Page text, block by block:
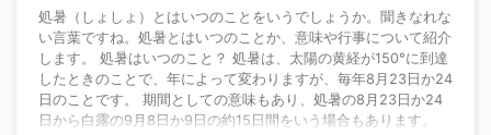
処暑（しょしょ）とはいつのことをいうでしょうか。聞きなれな
い言葉ですね。処暑とはいつのことか、意味や行事について紹介
します。 処暑はいつのこと？ 処暑は、太陽の黄経が150°に到達
したときのことで、年によって変わりますが、毎年8月23日か24
日のことです。 期間としての意味もあり、処暑の8月23日か24
日から白露の9月8日か9日の約15日間をいう場合もあります。